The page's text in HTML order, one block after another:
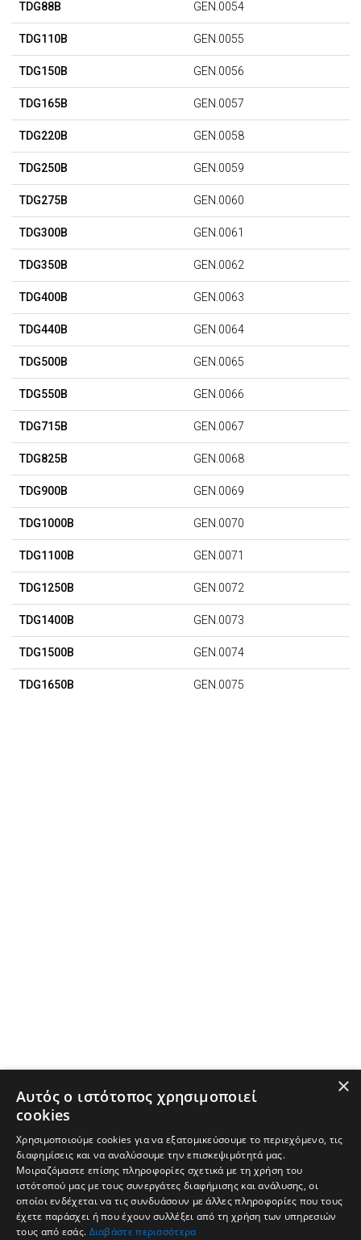
TDG88B GEN.0054
TDG110B GEN.0055
TDG150B GEN.0056
TDG165B GEN.0057
TDG220B GEN.0058
TDG250B GEN.0059
TDG275B GEN.0060
TDG300B GEN.0061
TDG350B GEN.0062
TDG400B GEN.0063
TDG440B GEN.0064
TDG500B GEN.0065
TDG550B GEN.0066
TDG715B GEN.0067
TDG825B GEN.0068
TDG900B GEN.0069
TDG1000B GEN.0070
TDG1100B GEN.0071
TDG1250B GEN.0072
TDG1400B GEN.0073
TDG1500B GEN.0074
TDG1650B GEN.0075
×
Αυτός ο ιστότοπος χρησιμοποιεί
cookies
Χρησιμοποιούμε cookies για να εξατομικεύσουμε το περιεχόμενο, τις
διαφημίσεις και να αναλύσουμε την επισκεψιμότητά μας.
Μοιραζόμαστε επίσης πληροφορίες σχετικά με τη χρήση του
ιστότοπού μας με τους συνεργάτες διαφήμισης και ανάλυσης, οι
οποίοι ενδέχεται να τις συνδυάσουν με άλλες πληροφορίες που τους
έχετε παράσχει ή που έχουν συλλέξει από τη χρήση των υπηρεσιών
τους από εσάς. Διαβάστε περισσότερα